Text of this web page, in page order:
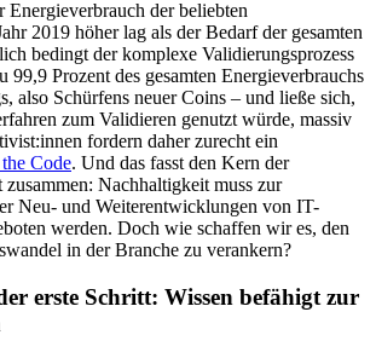
Energieverbrauch der beliebten
2019 höher lag als der Bedarf der gesamten
bedingt der komplexe Validierungsprozess
99,9 Prozent des gesamten Energieverbrauchs
also Schürfens neuer Coins – und ließe sich,
zum Validieren genutzt würde, massiv
fordern daher zurecht ein
Code. Und das fasst den Kern der
Nachhaltigkeit muss zur
Neu- und Weiterentwicklungen von IT-
werden. Doch wie schaffen wir es, den
in der Branche zu verankern?
erste Schritt: Wissen befähigt zur